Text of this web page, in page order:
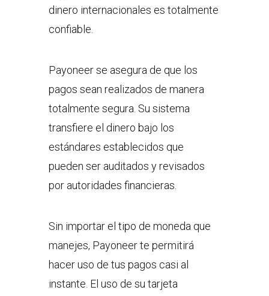
dinero internacionales es totalmente
confiable.
Payoneer se asegura de que los
pagos sean realizados de manera
totalmente segura. Su sistema
transfiere el dinero bajo los
estándares establecidos que
pueden ser auditados y revisados
por autoridades financieras.
Sin importar el tipo de moneda que
manejes, Payoneer te permitirá
hacer uso de tus pagos casi al
instante. El uso de su tarjeta